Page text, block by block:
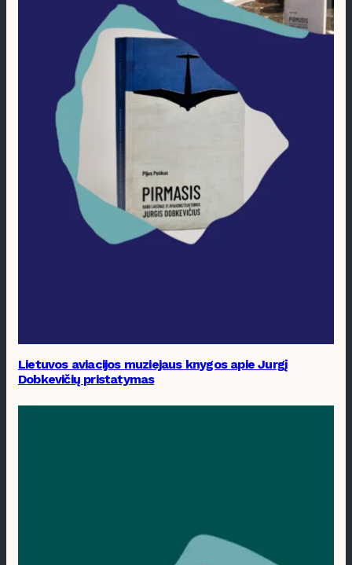
Lietuvos aviacijos muziejaus knygos apie Jurgį
Dobkevičių pristatymas